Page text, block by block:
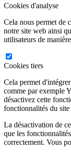
Cookies d'analyse
Cela nous permet de
notre site web ainsi
utilisateurs de
Cookies tiers
Cela permet
comme par exemple
désactivez cette
fonctionnalités du
La désactivation de
que les
correctement. Vous